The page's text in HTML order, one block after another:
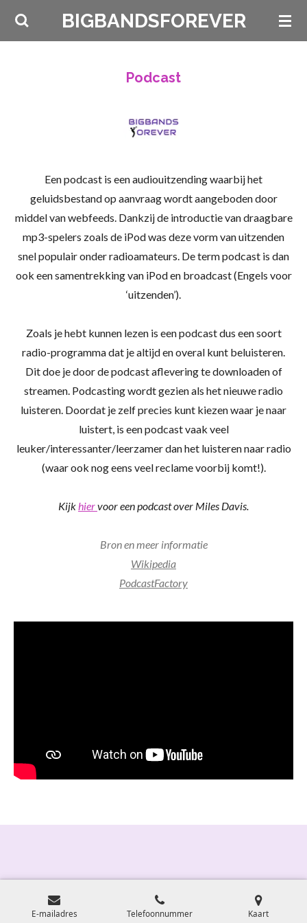
Ga
BIGBANDSFOREVER
Podcast
Een podcast is een audiouitzending waarbij het
geluidsbestand op aanvraag wordt aangeboden door
middel van webfeeds. Dankzij de introductie van draagbare
mp3-spelers zoals de iPod was deze vorm van uitzenden
snel populair onder radioamateurs. De term podcast is dan
ook een samentrekking van iPod en broadcast (Engels voor
‘uitzenden’).
Zoals je hebt kunnen lezen is een podcast dus een soort
radio-programma dat je altijd en overal kunt beluisteren.
Dit doe je door de podcast aflevering te downloaden of
streamen. Podcasting wordt gezien als het nieuwe radio
luisteren. Doordat je zelf precies kunt kiezen waar je naar
luistert, is een podcast vaak veel
leuker/interessanter/leerzamer dan het luisteren naar radio
(waar ook nog eens veel reclame voorbij komt!).
Kijkhiervoor een podcast over Miles Davis.
Bron en meer informatie
Wikipedia
PodcastFactory
E-mailadres Telefoonnummer Kaart